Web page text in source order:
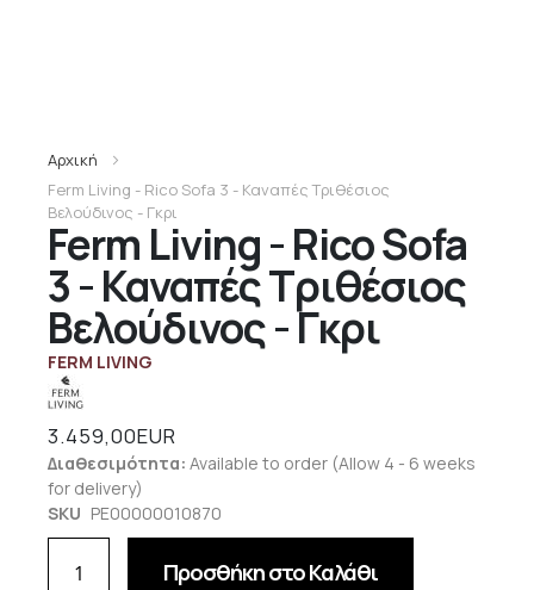
Ferm Living - Rico Sofa
3 - Καναπές Τριθέσιος
Βελούδινος - Γκρι
FERM LIVING
Αρχική
Ferm Living - Rico Sofa 3 - Καναπές Τριθέσιος
Βελούδινος - Γκρι
Διαθεσιμότητα: Available to order (Allow 4 - 6 weeks
for delivery)
SKU PE00000010870
3.459,00EUR
Προσθήκη στο Καλάθι